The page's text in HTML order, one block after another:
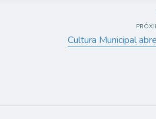
Cultura Municipal